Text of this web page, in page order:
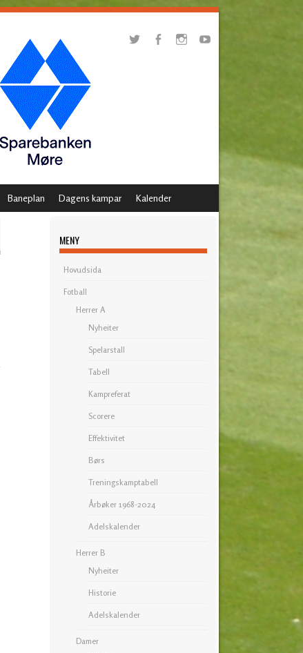
Baneplan Dagens kampar Kalender
MENY
Hovudsida
Fotball
Herrer A
Nyheiter
Spelarstall
Tabell
Kampreferat
Scorere
Effektivitet
Børs
Treningskamptabell
Årbøker 1968-2024
Adelskalender
Herrer B
Nyheiter
Historie
Adelskalender
Damer